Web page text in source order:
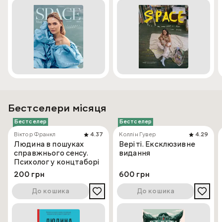
Бестселери місяця
Бестселер
Віктор Франкл
4.37
Людина в пошуках
справжнього сенсу.
Психолог у концтаборі
200 грн
До кошика
Бестселер
Коллін Гувер
4.29
Веріті. Ексклюзивне
видання
600 грн
До кошика